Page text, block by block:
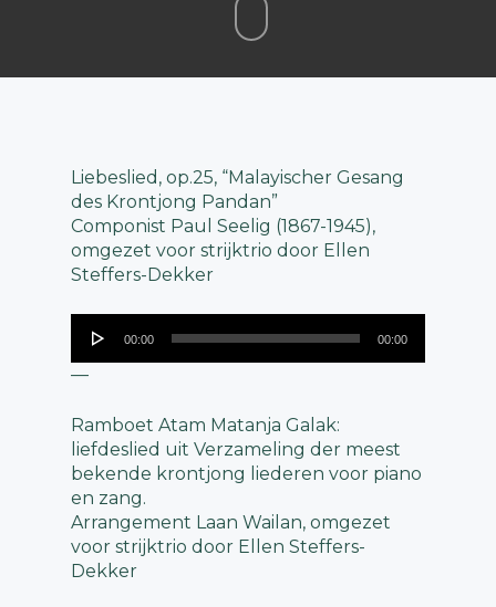
Liebeslied, op.25, “Malayischer Gesang
des Krontjong Pandan”
Componist Paul Seelig (1867-1945),
omgezet voor strijktrio door Ellen
Steffers-Dekker
00:00 00:00
—
Ramboet Atam Matanja Galak:
liefdeslied uit Verzameling der meest
bekende krontjong liederen voor piano
en zang.
Arrangement Laan Wailan, omgezet
voor strijktrio door Ellen Steffers-
Dekker